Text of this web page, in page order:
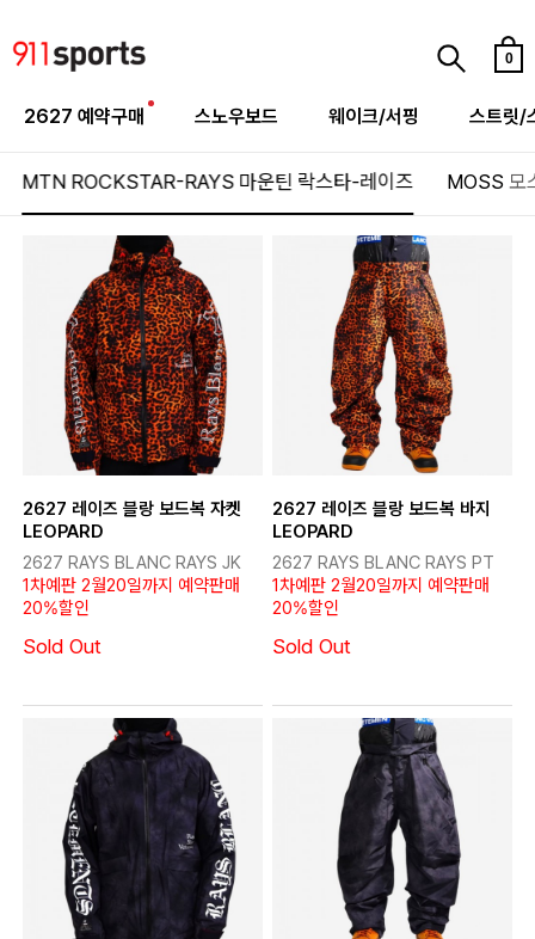
0
2627 예약구매 스노우보드 웨이크/서핑 스트릿/
MTN ROCKSTAR-RAYS 마운틴 락스타-레이즈 MOSS모
2627 레이즈 블랑 보드복 자켓
LEOPARD
2627 RAYS BLANC RAYS JK
1차예판 2월20일까지 예약판매
20%할인
Sold Out
2627 레이즈 블랑 보드복 바지
LEOPARD
2627 RAYS BLANC RAYS PT
1차예판 2월20일까지 예약판매
20%할인
Sold Out